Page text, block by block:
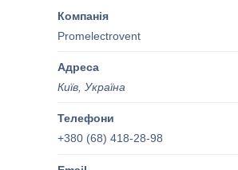
Promelectrovent
Київ, Україна
+380 (68) 418-28-98